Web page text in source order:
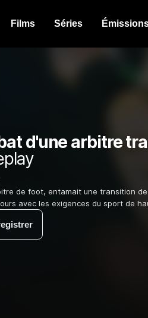
Films Séries
d'une arbitre
de foot, entamait une transition
avec les exigences du sport de